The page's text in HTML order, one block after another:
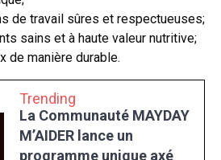
de travail sûres et respectueuses;
sains et à haute valeur nutritive;
de manière durable.
Trending
La Communauté MAYDAY
M’AIDER lance un
programme unique axé